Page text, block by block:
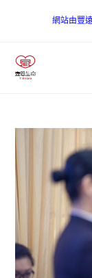
網站由豐